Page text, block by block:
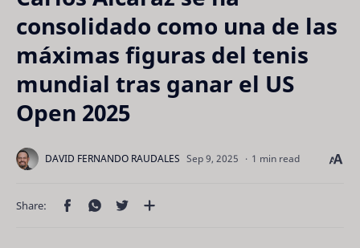
consolidado como una de las
máximas figuras del tenis
mundial tras ganar el US
Open 2025
1 min read